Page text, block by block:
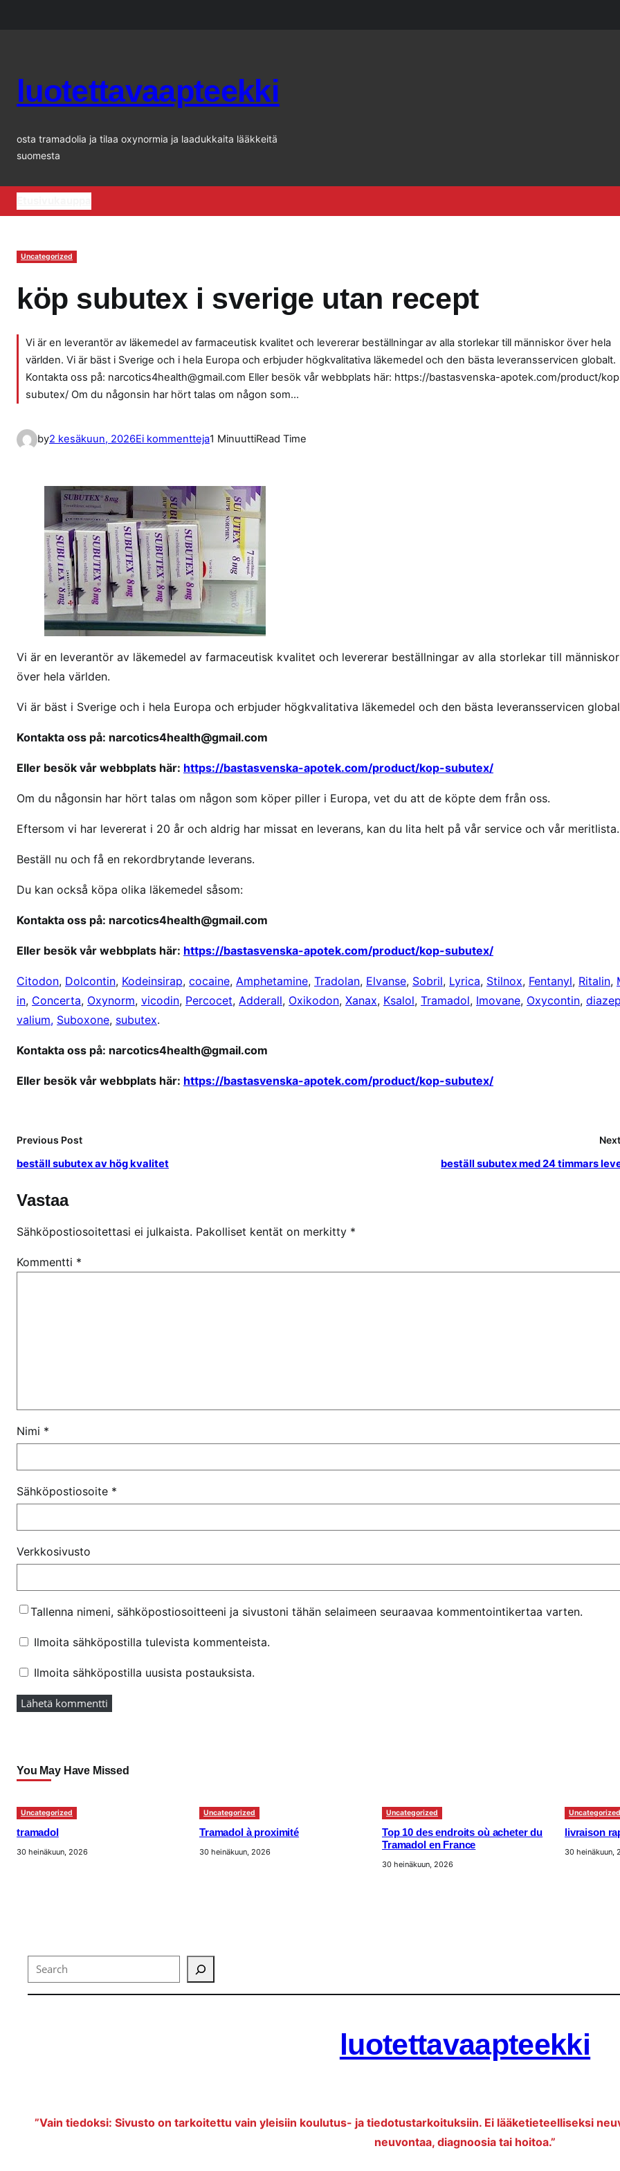
luotettavaapteekki
osta tramadolia ja tilaa oxynormia ja laadukkaita lääkkeitä
suomesta
Uncategorized
köp subutex i sverige utan recept
Vi är en leverantör av läkemedel av farmaceutisk kvalitet och levererar beställningar av alla storlekar till människor över hela
världen. Vi är bäst i Sverige och i hela Europa och erbjuder högkvalitativa läkemedel och den bästa leveransservicen globalt.
Kontakta oss på: narcotics4health@gmail.com Eller besök vår webbplats här: https://bastasvenska-apotek.com/product/
subutex/ Om du någonsin har hört talas om någon som…
by2 kesäkuun, 2026Ei kommenttejaa
i
k
l
i
i
k
p
b
u
e
i
v
e
i
e
t
r
c
e
p
1 MinuuttiRead Time
Vi är en leverantör av läkemedel av farmaceutisk kvalitet och levererar beställningar av alla storlekar till människor
över hela världen.
Vi är bäst i Sverige och i hela Europa och erbjuder högkvalitativa läkemedel och den bästa leveransservicen
Kontakta oss på: narcotics4health@gmail.com
Eller besök vår webbplats här: https://bastasvenska-apotek.com/product/kop-subutex/
Om du någonsin har hört talas om någon som köper piller i Europa, vet du att de köpte dem från oss.
Eftersom vi har levererat i 20 år och aldrig har missat en leverans, kan du lita helt på vår service och vår meritlista.
Beställ nu och få en rekordbrytande leverans.
Du kan också köpa olika läkemedel såsom:
Kontakta oss på: narcotics4health@gmail.com
Eller besök vår webbplats här: https://bastasvenska-apotek.com/product/kop-subutex/
Citodon, Dolcontin, Kodeinsirap, cocaine, Amphetamine, Tradolan, Elvanse, Sobril, Lyrica, Stilnox, Fentanyl, Ritalin,
in, Concerta, Oxynorm, vicodin, Percocet, Adderall, Oxikodon, Xanax, Ksalol, Tramadol, Imovane, Oxycontin,
valium, Suboxone, subutex.
Kontakta oss på: narcotics4health@gmail.com
Eller besök vår webbplats här: https://bastasvenska-apotek.com/product/kop-subutex/
Previous Post
beställ subutex av hög kvalitet beställ subutex med 24 timmars
Vastaa
Sähköpostiosoitettasi ei julkaista. Pakolliset kentät on merkitty *
Kommentti *
Nimi *
Sähköpostiosoite *
Verkkosivusto
Tallenna nimeni, sähköpostiosoitteeni ja sivustoni tähän selaimeen seuraavaa kommentointikertaa varten.
Ilmoita sähköpostilla tulevista kommenteista.
Ilmoita sähköpostilla uusista postauksista.
You May Have Missed
Uncategorized
tramadol
30 heinäkuun, 2026
Uncategorized
Tramadol à proximité
30 heinäkuun, 2026
Uncategorized
Top 10 des endroits où acheter du
Tramadol en France
30 heinäkuun, 2026
Uncategorized
livraison
30 heinäkuun,
Search
luotettavaapteekki
”Vain tiedoksi: Sivusto on tarkoitettu vain yleisiin koulutus- ja tiedotustarkoituksiin. Ei lääketieteelliseksi
neuvontaa, diagnoosia tai hoitoa.”